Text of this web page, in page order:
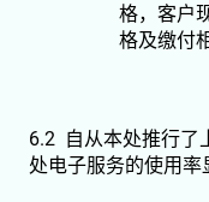
格，客户
格及缴付
6.2 自从本处推行了
处电子服务的使用率